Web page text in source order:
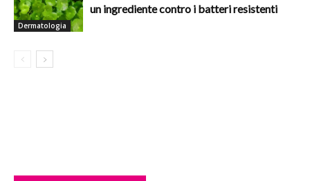
Dermatologia
un ingrediente contro i batteri resistenti